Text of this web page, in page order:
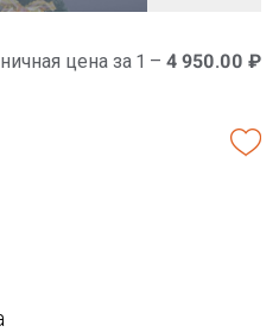
цена за 1 – 4 950.00 ₽